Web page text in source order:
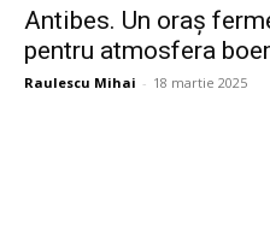
Antibes. Un oraș
pentru atmosfera
Raulescu Mihai - 18 martie 2025